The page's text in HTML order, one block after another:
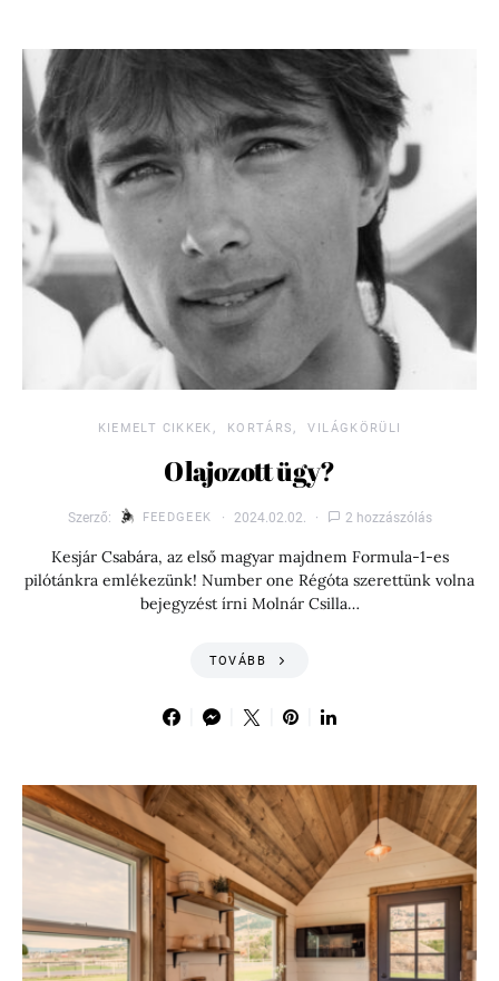
KIEMELT CIKKEK KORTÁRS VILÁGKÖRÜLI
Olajozott ügy?
Szerző: FEEDGEEK 2024.02.02. 2 hozzászólás
Kesjár Csabára, az első magyar majdnem Formula-1-es
pilótánkra emlékezünk! Number one Régóta szerettünk volna
bejegyzést írni Molnár Csilla…
TOVÁBB